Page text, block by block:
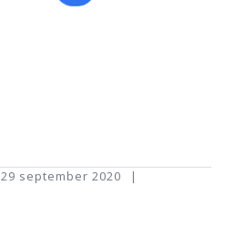
29 september 2020